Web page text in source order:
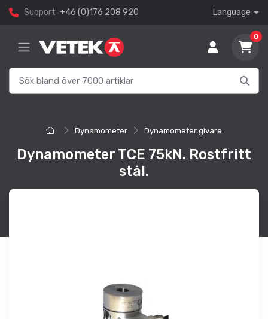
Support +46 (0)176 208 920 Language
0
Dynamometer Dynamometer givare
Dynamometer TCE 75kN. Rostfritt
stål.